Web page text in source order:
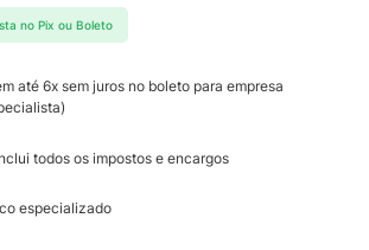
no Pix ou Boleto
até 6x sem juros no boleto para empresa
todos os impostos e encargos
especializado